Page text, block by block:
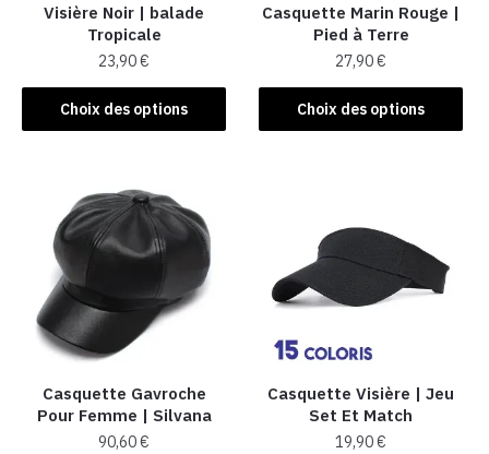
Visière Noir | balade
Tropicale
23,90€
Choix des options
Ce
produit
variations.
options
peuvent
être
choisies
la
page
du
Casquette Marin Rouge |
Pied à Terre
27,90€
Choix des options
Ce
produit
Les
options
peuvent
être
sur
la
page
du
Casquette Gavroche
Pour Femme​ | Silvana
90,60€
Casquette Visière | Jeu
Set Et Match
19,90€